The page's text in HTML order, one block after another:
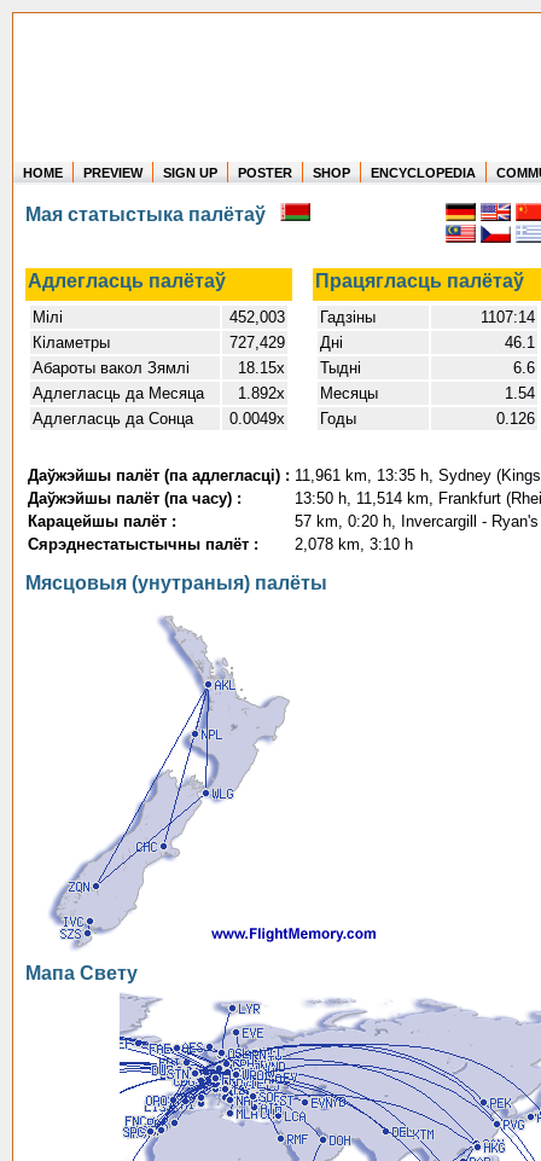
Where in the world have you flown?
How long have you been in the air?
Create your own FlightMemory and see!
HOME PREVIEW SIGN UP POSTER SHOP ENCYCLOPEDIA
Мая статыстыка палётаў
Адлегласць палётаў Працягласць палётаў
Мілі
452,003
Кіламетры
727,429
Абароты вакол Зямлі
18.15x
Адлегласць да Месяца
1.892x
Адлегласць да Сонца
0.0049x
Гадзіны
1107:14
Дні
46.1
Тыдні
6.6
Месяцы
1.54
Годы
0.126
Даўжэйшы палёт (па адлегласці) : 11,961 km, 13:35 h, Sydney
Даўжэйшы палёт (па часу) :
13:50 h, 11,514 km, Frankfurt
Карацейшы палёт :
57 km, 0:20 h, Invercargill -
Сярэднестатыстычны палёт :
2,078 km, 3:10 h
Мясцовыя (унутраныя) палёты
Мапа Свету